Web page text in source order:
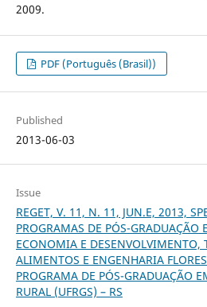
2009.
PDF (Português (Brasil))
Published
2013-06-03
Issue
REGET, V. 11, N. 11, JUN.E, 2013,
PROGRAMAS DE PÓS-GRADUAÇÃO
ECONOMIA E DESENVOLVIMENTO,
ALIMENTOS E ENGENHARIA
PROGRAMA DE PÓS-GRADUAÇÃO
RURAL (UFRGS) – RS